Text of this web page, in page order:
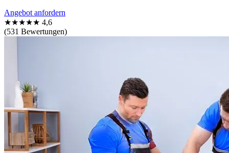
Angebot anfordern
★★★★★ 4,6
(531 Bewertungen)